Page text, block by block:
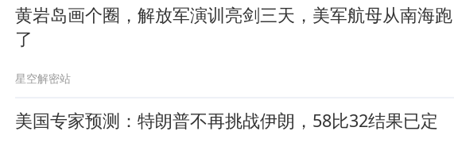
黄岩岛画个圈，解放军演训亮剑三天，美军航母从南海跑
了
星空解密站
美国专家预测：特朗普不再挑战伊朗，58比32结果已定